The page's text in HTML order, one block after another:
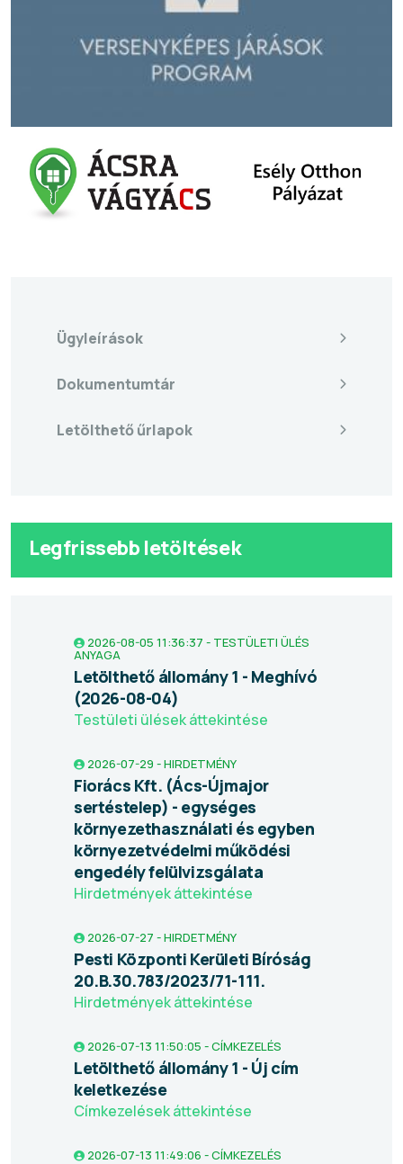
Ügyleírások
Dokumentumtár
Letölthető űrlapok
Legfrissebb letöltések
2026-08-05 11:36:37 - TESTÜLETI ÜLÉS
ANYAGA
Letölthető állomány 1 - Meghívó
(2026-08-04)
Testületi ülések áttekintése
2026-07-29 - HIRDETMÉNY
Fiorács Kft. (Ács-Újmajor
sertéstelep) - egységes
környezethasználati és egyben
környezetvédelmi működési
engedély felülvizsgálata
Hirdetmények áttekintése
2026-07-27 - HIRDETMÉNY
Pesti Központi Kerületi Bíróság
20.B.30.783/2023/71-111.
Hirdetmények áttekintése
2026-07-13 11:50:05 - CÍMKEZELÉS
Letölthető állomány 1 - Új cím
keletkezése
Címkezelések áttekintése
2026-07-13 11:49:06 - CÍMKEZELÉS